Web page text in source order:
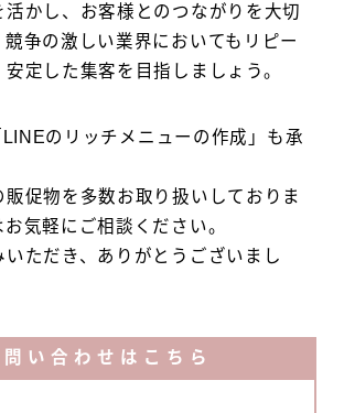
活かし、お客様とのつながりを大切
競争の激しい業界においてもリピー
定した集客を目指しましょう。
のリッチメニューの作成」も承
販促物を多数お取り扱いしておりま
気軽にご相談ください。
ただき、ありがとうございまし
問い合わせはこちら